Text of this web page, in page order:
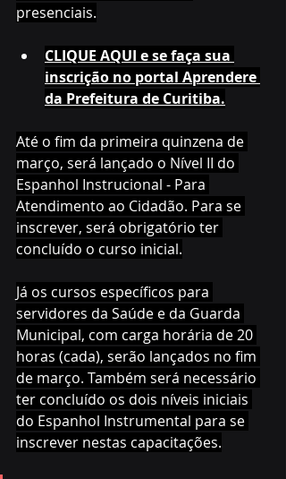
presenciais.
CLIQUE AQUI e se faça sua
inscrição no portal Aprendere
da Prefeitura de Curitiba.
Até o fim da primeira quinzena de
março, será lançado o Nível II do
Espanhol Instrucional - Para
Atendimento ao Cidadão. Para se
inscrever, será obrigatório ter
concluído o curso inicial.
Já os cursos específicos para
servidores da Saúde e da Guarda
Municipal, com carga horária de 20
horas (cada), serão lançados no fim
de março. Também será necessário
ter concluído os dois níveis iniciais
do Espanhol Instrumental para se
inscrever nestas capacitações.